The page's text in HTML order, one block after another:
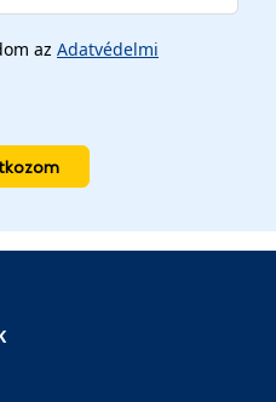
az Adatvédelmi